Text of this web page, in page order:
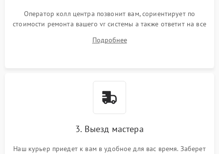
Оператор колл центра позвонит вам, сориентирует по
стоимости ремонта вашего vr системы а также ответит на все
Подробнее
3. Выезд мастера
Наш курьер приедет к вам в удобное для вас время. Заберет